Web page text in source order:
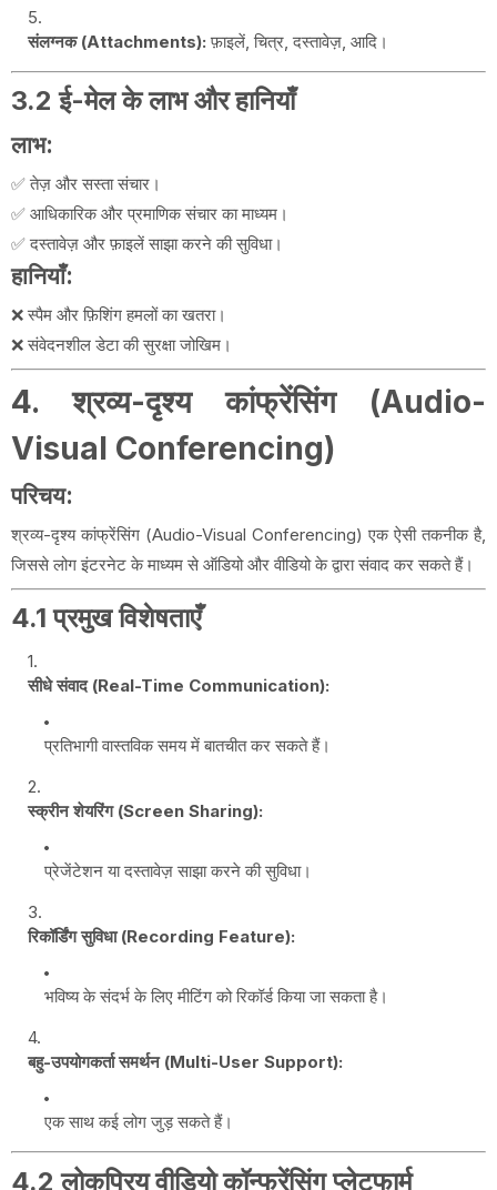
संलग्नक (Attachments): फ़ाइलें, चित्र, दस्तावेज़, आदि।
3.2 ई-मेल के लाभ और हानियाँ
लाभ:
✅ तेज़ और सस्ता संचार।
✅ आधिकारिक और प्रमाणिक संचार का माध्यम।
✅ दस्तावेज़ और फ़ाइलें साझा करने की सुविधा।
हानियाँ:
❌ स्पैम और फ़िशिंग हमलों का खतरा।
❌ संवेदनशील डेटा की सुरक्षा जोखिम।
4. श्रव्य-दृश्य कांफ्रेंसिंग (Audio-
Visual Conferencing)
परिचय:
श्रव्य-दृश्य कांफ्रेंसिंग (Audio-Visual Conferencing) एक ऐसी तकनीक है,
जिससे लोग इंटरनेट के माध्यम से ऑडियो और वीडियो के द्वारा संवाद कर सकते हैं।
4.1 प्रमुख विशेषताएँ
सीधे संवाद (Real-Time Communication):
प्रतिभागी वास्तविक समय में बातचीत कर सकते हैं।
स्क्रीन शेयरिंग (Screen Sharing):
प्रेजेंटेशन या दस्तावेज़ साझा करने की सुविधा।
रिकॉर्डिंग सुविधा (Recording Feature):
भविष्य के संदर्भ के लिए मीटिंग को रिकॉर्ड किया जा सकता है।
बहु-उपयोगकर्ता समर्थन (Multi-User Support):
एक साथ कई लोग जुड़ सकते हैं।
4.2 लोकप्रिय वीडियो कॉन्फ्रेंसिंग प्लेटफार्म